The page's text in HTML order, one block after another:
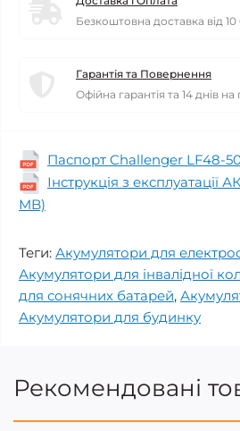
Безкоштовна доставка від
Гарантія та Повернення
Офійна гарантія та 14 днів
Паспорт Challenger LF48-
Інструкція з експлуатації
MB)
Теги: Акумулятори для
Акумулятори для інвалідної
для сонячних батарей,
Акумулятори для будинку
Рекомендовані